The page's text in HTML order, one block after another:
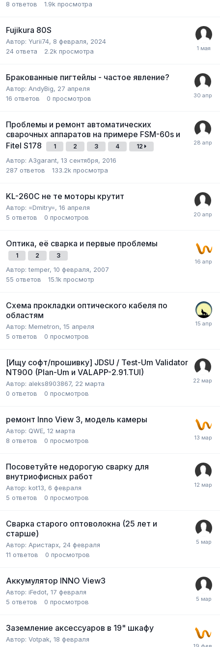
8 ответов 1.9k просмотра
Fujikura 80S
Автор: Yurii74, 8 февраля, 2024
24 ответа 2.2k просмотра
Бракованные пигтейлы - частое явление?
Автор: AndyBig, 27 апреля
16 ответов 0 просмотров
Проблемы и ремонт автоматических
сварочных аппаратов на примере FSM-60s и
Fitel S178
1 2 3 4 12
Автор: A3garant, 13 сентября, 2016
287 ответов 133.2k просмотра
KL-260C не те моторы крутит
Автор: =Dmitry=, 16 апреля
5 ответов 0 просмотров
Оптика, её сварка и первые проблемы
1 2 3
Автор:temper, 10 февраля, 2007
55 ответов 15.1k просмотр
Схема прокладки оптического кабеля по
областям
Автор: Memetron, 15 апреля
5 ответов 0 просмотров
[Ищу софт/прошивку] JDSU / Test-Um Validator
NT900 (Plan-Um и VALAPP-2.91.TUI)
Автор: aleks8903867, 22 марта
0 ответов 0 просмотров
ремонт Inno View 3, модель камеры
Автор: QWE, 12 марта
8 ответов 0 просмотров
Посоветуйте недорогую сварку для
внутриофисных работ
Автор: kot13, 6 февраля
5 ответов 0 просмотров
Сварка старого оптоволокна (25 лет и
старше)
Автор: Аристарх, 24 февраля
11 ответов 0 просмотров
Аккумулятор INNO View3
Автор: iFedot, 17 февраля
5 ответов 0 просмотров
Заземление аксессуаров в 19" шкафу
Автор: Votpak, 18 февраля